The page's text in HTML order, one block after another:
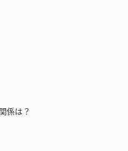
係は？